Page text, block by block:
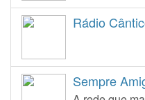
Rádio
Sempre